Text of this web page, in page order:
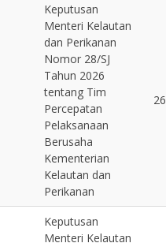
Keputusan
Menteri Kelautan
dan Perikanan
Nomor 28/SJ
Tahun 2026
tentang Tim
Percepatan
Pelaksanaan
Berusaha
Kementerian
Kelautan dan
Perikanan
Keputusan
Menteri Kelautan